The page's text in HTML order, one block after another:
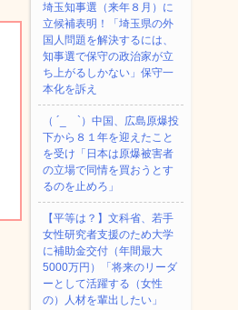
埼玉知事選（来年８月）に
立候補表明！「埼玉県の外
国人問題を解決するには、
知事選で保守の政治家が立
ち上がるしかない」保守一
本化を訴え
（ ´_ゝ`）中国、広島原爆投
下から８１年を迎えたこと
を受け「日本は原爆被害者
の立場で同情を買おうとす
るのを止めろ」
【平等は？】文科省、若手
女性研究者支援のため大学
に補助金交付（年間最大
5000万円）「将来のリーダ
ーとして活躍する（女性
の）人材を輩出したい」